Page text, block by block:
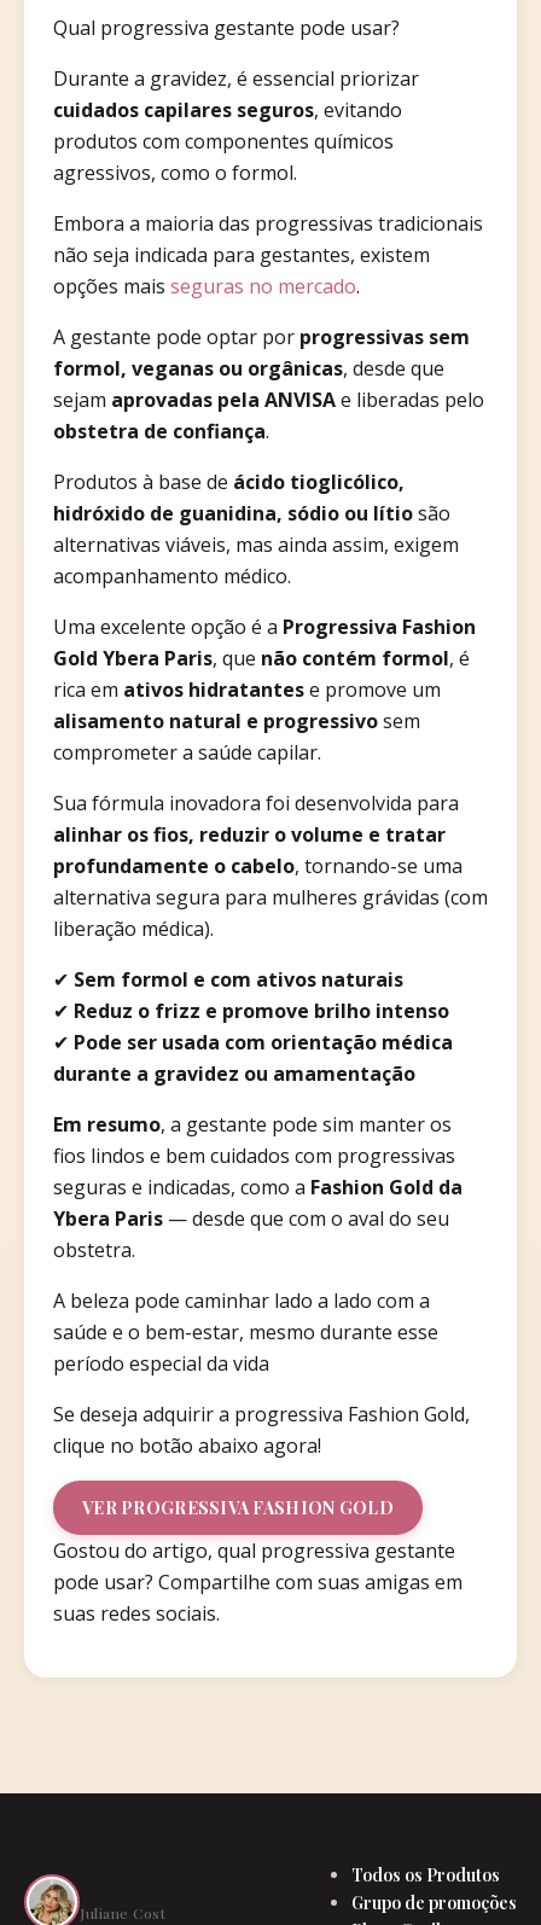
Qual progressiva gestante pode usar?
Durante a gravidez, é essencial priorizar
cuidados capilares seguros, evitando
produtos com componentes químicos
agressivos, como o formol.
Embora a maioria das progressivas tradicionais
não seja indicada para gestantes, existem
opções mais seguras no mercado.
A gestante pode optar por progressivas sem
formol, veganas ou orgânicas, desde que
sejam aprovadas pela ANVISAe liberadas pelo
obstetra de confiança.
Produtos à base de ácido tioglicólico,
hidróxido de guanidina, sódio ou lítiosão
alternativas viáveis, mas ainda assim, exigem
acompanhamento médico.
Uma excelente opção é a Progressiva Fashion
Gold Ybera Paris, que não contém formol, é
rica em ativos hidratantese promove um
alisamento natural e progressivosem
comprometer a saúde capilar.
Sua fórmula inovadora foi desenvolvida para
alinhar os fios, reduzir o volume e tratar
profundamente o cabelo, tornando-se uma
alternativa segura para mulheres grávidas (com
liberação médica).
✔ Sem formol e com ativos naturais
✔ Reduz o frizz e promove brilho intenso
✔ Pode ser usada com orientação médica
durante a gravidez ou amamentação
Em resumo, a gestante pode sim manter os
fios lindos e bem cuidados com progressivas
seguras e indicadas, como a Fashion Gold da
Ybera Paris — desde que com o aval do seu
obstetra.
A beleza pode caminhar lado a lado com a
saúde e o bem-estar, mesmo durante esse
período especial da vida
Se deseja adquirir a progressiva Fashion Gold,
clique no botão abaixo agora!
VER PROGRESSIVA FASHION GOLD
Gostou do artigo, qual progressiva gestante
pode usar? Compartilhe com suas amigas em
suas redes sociais.
Juliane Cost
Todos os Produtos
Grupo de promoções